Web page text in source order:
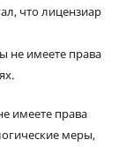
что лицензиар
не имеете права
имеете права
меры,